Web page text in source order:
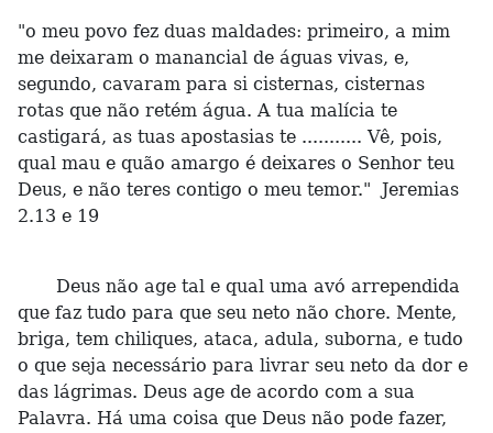
"o meu povo fez duas maldades: primeiro, a mim
me deixaram o manancial de águas vivas, e,
segundo, cavaram para si cisternas, cisternas
rotas que não retém água. A tua malícia te
castigará, as tuas apostasias te ........... Vê, pois,
qual mau e quão amargo é deixares o Senhor teu
Deus, e não teres contigo o meu temor." Jeremias
2.13 e 19
Deus não age tal e qual uma avó arrependida
que faz tudo para que seu neto não chore. Mente,
briga, tem chiliques, ataca, adula, suborna, e tudo
o que seja necessário para livrar seu neto da dor e
das lágrimas. Deus age de acordo com a sua
Palavra. Há uma coisa que Deus não pode fazer,